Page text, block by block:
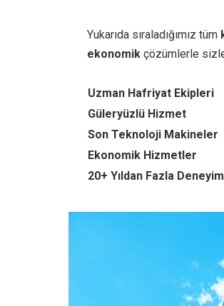
Yukarıda sıraladığımız tüm
ekonomik çözümlerle
Uzman Hafriyat Ekipleri
Güleryüzlü Hizmet
Son Teknoloji Makineler
Ekonomik Hizmetler
20+ Yıldan Fazla Deneyim